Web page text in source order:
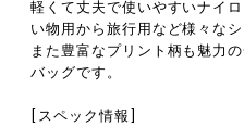
軽くて丈夫で使いやすいナイ
い物用から旅行用など様々な
また豊富なプリント柄も魅力
バッグです。
[スペック情報]